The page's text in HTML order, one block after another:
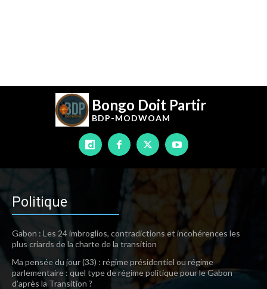
Bongo Doit Partir
BDP-MODWOAM
Politique
Gabon : Les 24 imbroglios, contradictions et incohérences les
plus criards de la charte de la transition
Ma pensée du jour (33) : régime présidentiel ou régime
parlementaire : quel type de régime politique pour le Gabon
d’après la Transition ?